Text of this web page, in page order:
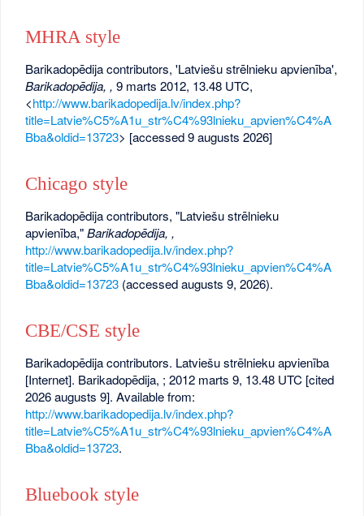
MHRA style
Barikadopēdija contributors, 'Latviešu strēlnieku apvienība',
Barikadopēdija, , 9 marts 2012, 13.48 UTC,
<http://www.barikadopedija.lv/index.php?
title=Latvie%C5%A1u_str%C4%93lnieku_apvien%C4%A
Bba&oldid=13723> [accessed 9 augusts 2026]
Chicago style
Barikadopēdija contributors, "Latviešu strēlnieku
apvienība,"Barikadopēdija, ,
http://www.barikadopedija.lv/index.php?
title=Latvie%C5%A1u_str%C4%93lnieku_apvien%C4%A
Bba&oldid=13723 (accessed augusts 9, 2026).
CBE/CSE style
Barikadopēdija contributors. Latviešu strēlnieku apvienība
[Internet]. Barikadopēdija, ; 2012 marts 9, 13.48 UTC [cited
2026 augusts 9]. Available from:
http://www.barikadopedija.lv/index.php?
title=Latvie%C5%A1u_str%C4%93lnieku_apvien%C4%A
Bba&oldid=13723.
Bluebook style